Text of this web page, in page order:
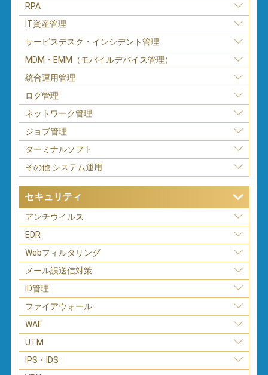
RPA
IT資産管理
サービスデスク・インシデント管理
MDM・EMM（モバイルデバイス管理）
統合運用管理
ログ管理
ネットワーク管理
ジョブ管理
ターミナルソフト
その他 システム運用
セキュリティ
アンチウイルス
EDR
Webフィルタリング
メール誤送信対策
ID管理
ファイアウォール
WAF
UTM
IPS・IDS